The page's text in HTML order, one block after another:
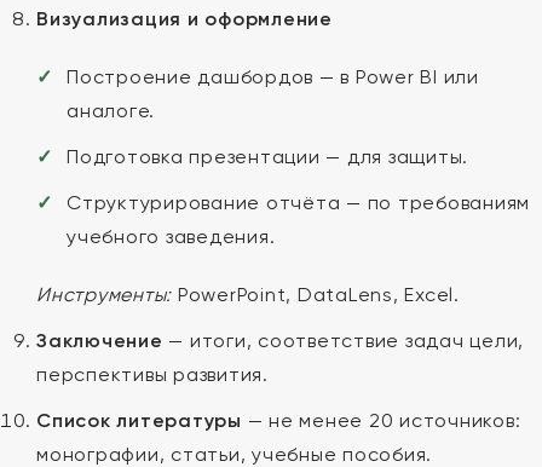
Визуализация и оформление
Построение дашбордов — в Power BI или
аналоге.
Подготовка презентации — для защиты.
Структурирование отчёта — по требованиям
учебного заведения.
Инструменты: PowerPoint, DataLens, Excel.
Заключение — итоги, соответствие задач цели,
перспективы развития.
Список литературы — не менее 20 источников:
монографии, статьи, учебные пособия.